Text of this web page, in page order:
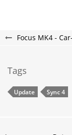
Focus MK4 -
Tags
Update Sync 4